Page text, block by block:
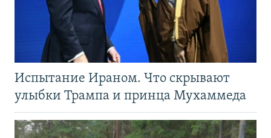
Испытание Ираном. Что скрывают
улыбки Трампа и принца Мухаммеда